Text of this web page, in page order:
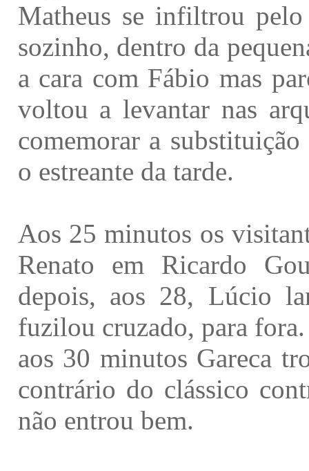
Matheus se infiltrou
sozinho, dentro da
a cara com Fábio mas
voltou a levantar nas
comemorar a
o estreante da tarde.
Aos 25 minutos os
Renato em Ricardo
depois, aos 28, Lúcio
fuzilou cruzado, para
aos 30 minutos Gareca
contrário do clássico
não entrou bem.